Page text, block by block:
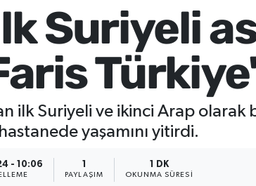
Suriyeli
ilk Suriyeli ve ikinci Arap
yaşamını yitirdi.
- 10:06
PAYLAŞIM
1 DK
OKUNMA SÜRESI